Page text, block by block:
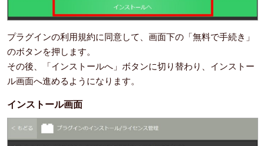
プラグインの利用規約に同意して、画面下の「無料で手続き」
のボタンを押します。
その後、「インストールへ」ボタンに切り替わり、インストー
ル画面へ進めるようになります。
インストール画面